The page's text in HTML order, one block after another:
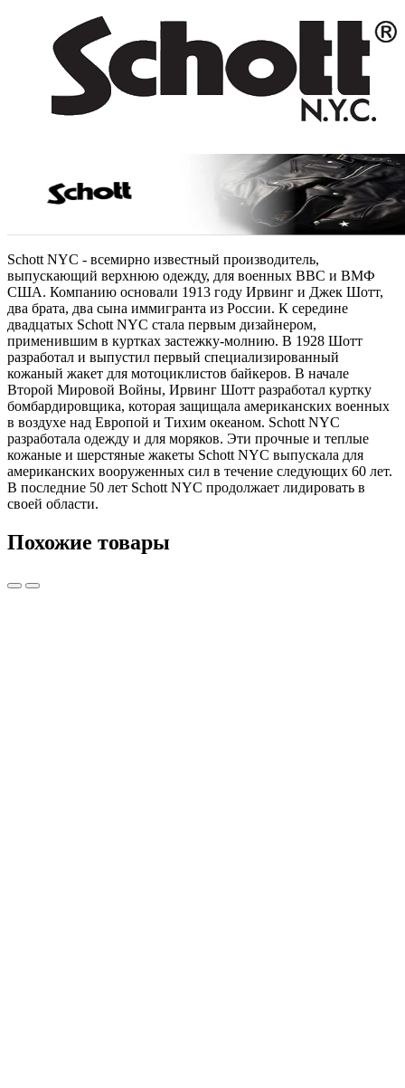
Schott NYC - всемирно известный производитель,
выпускающий верхнюю одежду, для военных ВВС и ВМФ
США. Компанию основали 1913 году Ирвинг и Джек Шотт,
два брата, два сына иммигранта из России. К середине
двадцатых Schott NYC стала первым дизайнером,
применившим в куртках застежку-молнию. В 1928 Шотт
разработал и выпустил первый специализированный
кожаный жакет для мотоциклистов байкеров. В начале
Второй Мировой Войны, Ирвинг Шотт разработал куртку
бомбардировщика, которая защищала американских военных
в воздухе над Европой и Tихим океаном. Schott NYC
разработала одежду и для моряков. Эти прочные и теплые
кожаные и шерстяные жакеты Schott NYC выпускала для
американских вооруженных сил в течение следующих 60 лет.
В последние 50 лет Schott NYC продолжает лидировать в
своей области.
Похожие товары